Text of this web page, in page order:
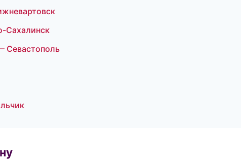
Сахалинск
Севастополь